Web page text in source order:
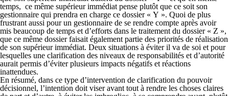
temps, ce même supérieur immédiat pense plutôt que ce soit son
gestionnaire qui prendra en charge ce dossier « Y ». Quoi de plus
frustrant aussi pour un gestionnaire de se rendre compte après avoir
mis beaucoup de temps et d’efforts dans le traitement du dossier « Z »,
que ce même dossier faisait également partie des priorités de réalisation
de son supérieur immédiat. Deux situations à éviter il va de soi et pour
lesquelles une clarification des niveaux de responsabilités et d’autorité
aurait permis d’éviter plusieurs impacts négatifs et réactions
inattendues.
En résumé, dans ce type d’intervention de clarification du pouvoir
décisionnel, l’intention doit viser avant tout à rendre les choses claires